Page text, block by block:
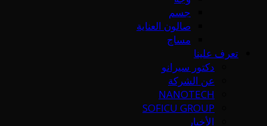
جسم
صالون العناية
مساج
تعرف علينا
دكتور سيرانو
عن الشركة
NANOTECH
SOFICU GROUP
الأخبار